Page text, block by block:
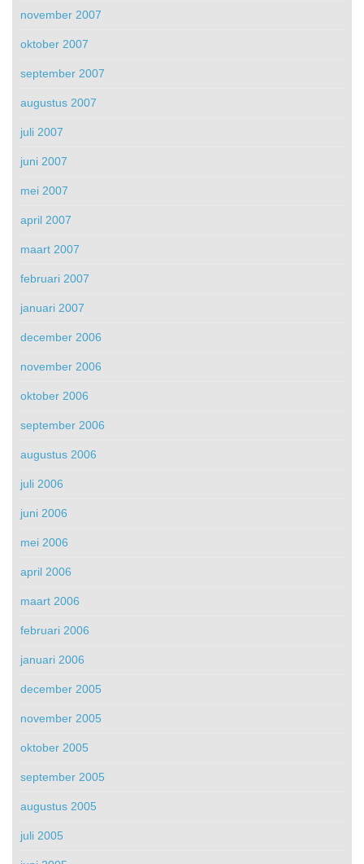
november 2007
oktober 2007
september 2007
augustus 2007
juli 2007
juni 2007
mei 2007
april 2007
maart 2007
februari 2007
januari 2007
december 2006
november 2006
oktober 2006
september 2006
augustus 2006
juli 2006
juni 2006
mei 2006
april 2006
maart 2006
februari 2006
januari 2006
december 2005
november 2005
oktober 2005
september 2005
augustus 2005
juli 2005